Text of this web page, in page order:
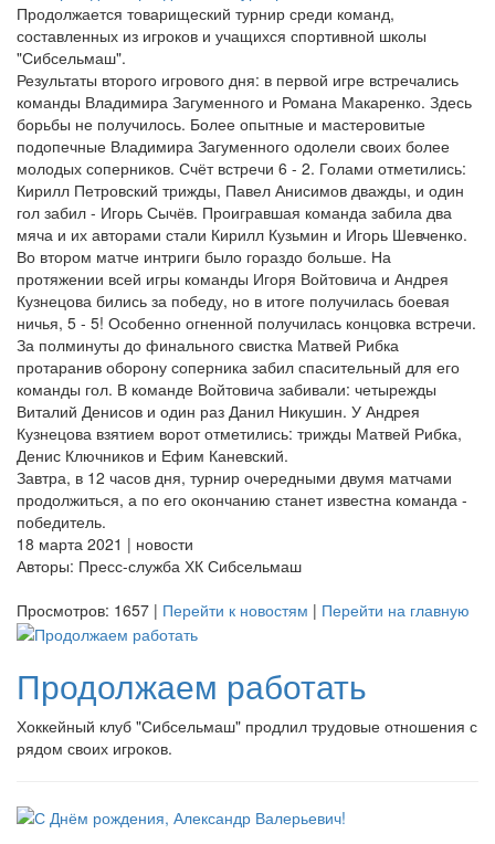
Продолжается товарищеский турнир среди команд,
составленных из игроков и учащихся спортивной школы
"Сибсельмаш".
Результаты второго игрового дня: в первой игре встречались
команды Владимира Загуменного и Романа Макаренко. Здесь
борьбы не получилось. Более опытные и мастеровитые
подопечные Владимира Загуменного одолели своих более
молодых соперников. Счёт встречи 6 - 2. Голами отметились:
Кирилл Петровский трижды, Павел Анисимов дважды, и один
гол забил - Игорь Сычёв. Проигравшая команда забила два
мяча и их авторами стали Кирилл Кузьмин и Игорь Шевченко.
Во втором матче интриги было гораздо больше. На
протяжении всей игры команды Игоря Войтовича и Андрея
Кузнецова бились за победу, но в итоге получилась боевая
ничья, 5 - 5! Особенно огненной получилась концовка встречи.
За полминуты до финального свистка Матвей Рибка
протаранив оборону соперника забил спасительный для его
команды гол. В команде Войтовича забивали: четырежды
Виталий Денисов и один раз Данил Никушин. У Андрея
Кузнецова взятием ворот отметились: трижды Матвей Рибка,
Денис Ключников и Ефим Каневский.
Завтра, в 12 часов дня, турнир очередными двумя матчами
продолжиться, а по его окончанию станет известна команда -
победитель.
18 марта 2021 | новости
Авторы: Пресс-служба ХК Сибсельмаш
Просмотров: 1657 | Перейти к новостям | Перейти на главную
Продолжаем работать
Хоккейный клуб "Сибсельмаш" продлил трудовые отношения с
рядом своих игроков.